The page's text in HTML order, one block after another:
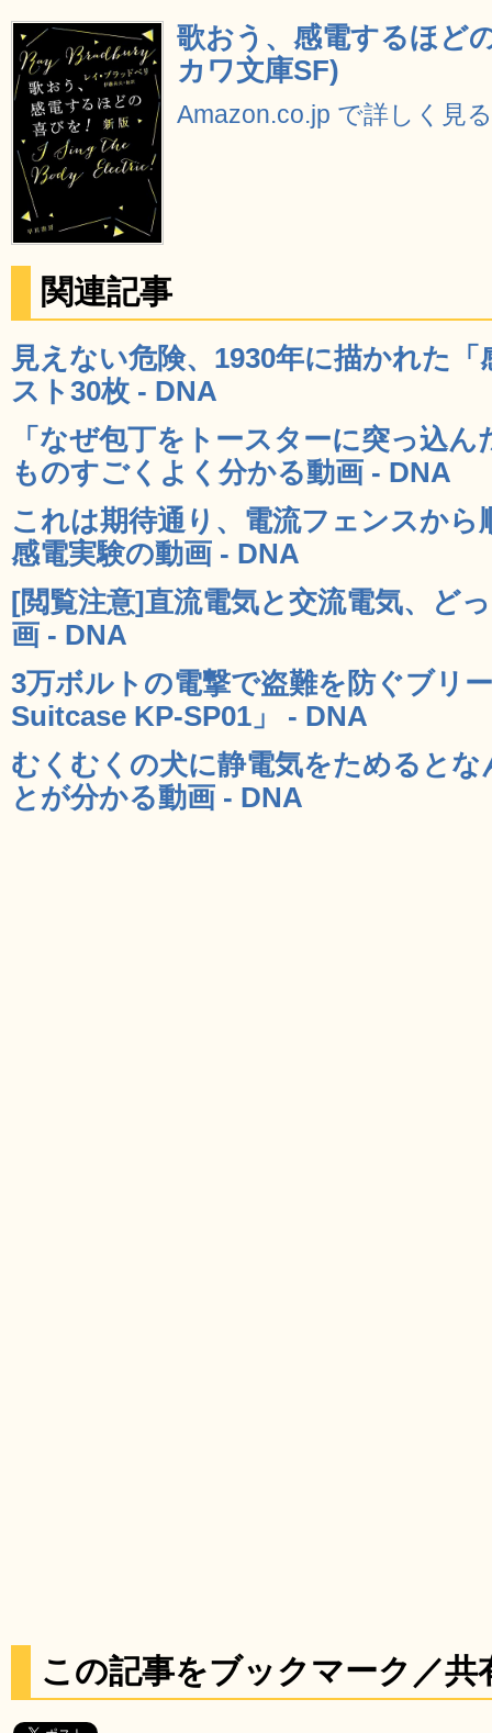
歌おう、感電するほど
カワ文庫SF)
Amazon.co.jp で詳しく見る
関連記事
見えない危険、1930年に描かれた
スト30枚 - DNA
「なぜ包丁をトースターに突っ込
ものすごくよく分かる動画 - DNA
これは期待通り、電流フェンスか
感電実験の動画 - DNA
[閲覧注意]直流電気と交流電気、ど
画 - DNA
3万ボルトの電撃で盗難を防ぐブリ
Suitcase KP-SP01」 - DNA
むくむくの犬に静電気をためると
とが分かる動画 - DNA
この記事をブックマーク／共